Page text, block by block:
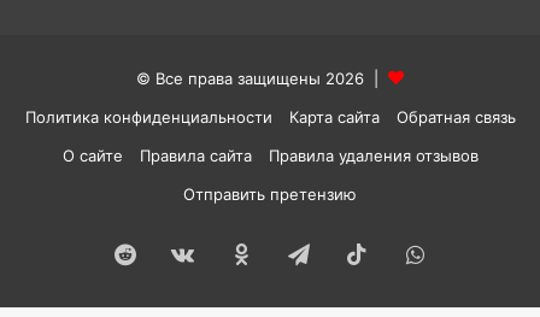
© Все права защищены 2026 |
Политика конфиденциальности
Карта сайта
Обратная связь
О сайте
Правила сайта
Правила удаления отзывов
Отправить претензию
Reddit vk.comОдноклассники
TelegramTikTokWhatsApp